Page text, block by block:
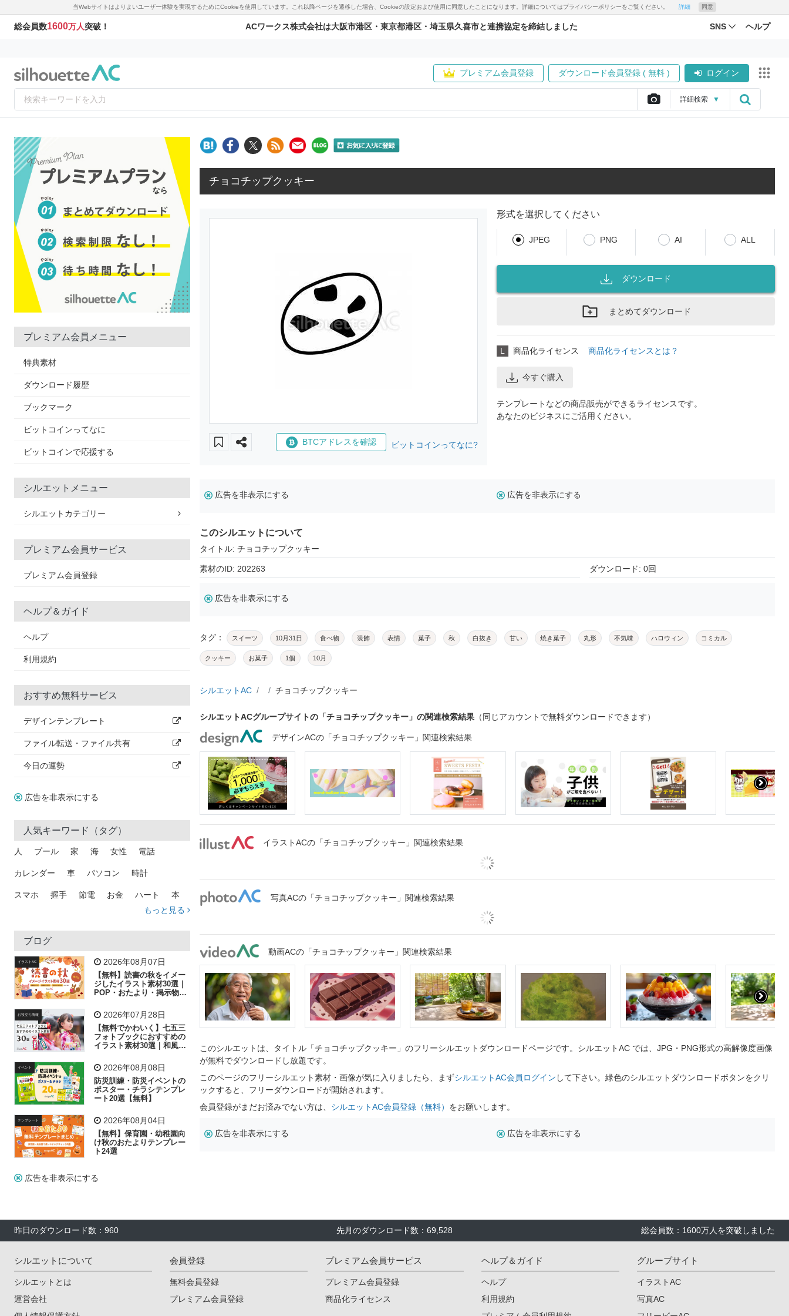
当Webサイトはよりよいユーザー体験を実現するためにCookieを使用しています。これ以降ページを遷移した場合、Cookieの設定および使用に同意したことになります。詳細についてはプライバシーポリシーをご覧ください。 詳細 同意
総会員数1600万人突破！ ACワークス株式会社は大阪市港区・東京都港区・埼玉県久喜市と連携協定を締結しました SNS ヘルプ
プレミアム会員登録 ダウンロード会員登録 ( 無料 ) ログイン
詳細検索 ▼
プレミアム会員メニュー
特典素材
ダウンロード履歴
ブックマーク
ビットコインってなに
ビットコインで応援する
シルエットメニュー
シルエットカテゴリー
プレミアム会員サービス
プレミアム会員登録
ヘルプ＆ガイド
ヘルプ
利用規約
おすすめ無料サービス
デザインテンプレート
ファイル転送・ファイル共有
今日の運勢
広告を非表示にする
人気キーワード（タグ）
人 プール 家 海 女性 電話
カレンダー 車 パソコン 時計
スマホ 握手 節電 お金 ハート 本
トラック
吹き出し
手 グラフ プレゼント 歩く 飛行機
工場 家族 書類 子供 魚 ビジネス
会社 作業員 花火 電車 葉 太陽
相談
もっと見る
ブログ
イラストAC 2026年08月07日
【無料】読書の秋をイメー
ジしたイラスト素材30選｜
POP・おたより・掲示物に
お役立ち情報 2026年07月28日
【無料でかわいく】七五三
フォトブックにおすすめの
イラスト素材30選｜和風の
イベント 2026年08月08日
防災訓練・防災イベントの
ポスター・チラシテンプレ
ート20選【無料】
テンプレート 2026年08月04日
【無料】保育園・幼稚園向
け秋のおたよりテンプレー
ト24選
広告を非表示にする
チョコチップクッキー
BTCアドレスを確認 ビットコインってなに?
形式を選択してください
JPEG PNG AI ALL
ダウンロード
まとめてダウンロード
L 商品化ライセンス 商品化ライセンスとは？
今すぐ購入
テンプレートなどの商品販売ができるライセンスです。
あなたのビジネスにご活用ください。
広告を非表示にする 広告を非表示にする
このシルエットについて
タイトル: チョコチップクッキー
素材のID: 202263 ダウンロード: 0回
広告を非表示にする
タグ： スイーツ 10月31日 食べ物 装飾 表情 菓子 秋 白抜き 甘い 焼き菓子 丸形 不気味 ハロウィン コミカル
クッキー お菓子 1個 10月
シルエットAC チョコチップクッキー
シルエットACグループサイトの「チョコチップクッキー」の関連検索結果 （同じアカウントで無料ダウンロードできます）
デザインACの「チョコチップクッキー」関連検索結果
イラストACの「チョコチップクッキー」関連検索結果
写真ACの「チョコチップクッキー」関連検索結果
動画ACの「チョコチップクッキー」関連検索結果
このシルエットは、タイトル「チョコチップクッキー」のフリーシルエットダウンロードページです。シルエットAC では、JPG・PNG形式の高解像度画像
が無料でダウンロードし放題です。
このページのフリーシルエット素材・画像が気に入りましたら、まずシルエットAC会員ログイン して下さい。緑色のシルエットダウンロードボタンをクリ
ックすると、フリーダウンロードが開始されます。
会員登録がまだお済みでない方は、 シルエットAC会員登録（無料） をお願いします。
広告を非表示にする 広告を非表示にする
昨日のダウンロード数：960 先月のダウンロード数：69,528 総会員数：1600万人を突破しました
シルエットについて
シルエットとは
運営会社
会員登録
無料会員登録
プレミアム会員登録
プレミアム会員サービス
プレミアム会員登録
商品化ライセンス
ヘルプ＆ガイド
ヘルプ
利用規約
グループサイト
イラストAC
写真AC